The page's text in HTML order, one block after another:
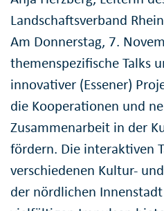
Landschaftsverband
Am Donnerstag, 7.
themenspezifische Talks
innovativer (Essener)
die Kooperationen und
Zusammenarbeit in der
fördern. Die interaktiven
verschiedenen Kultur-
der nördlichen